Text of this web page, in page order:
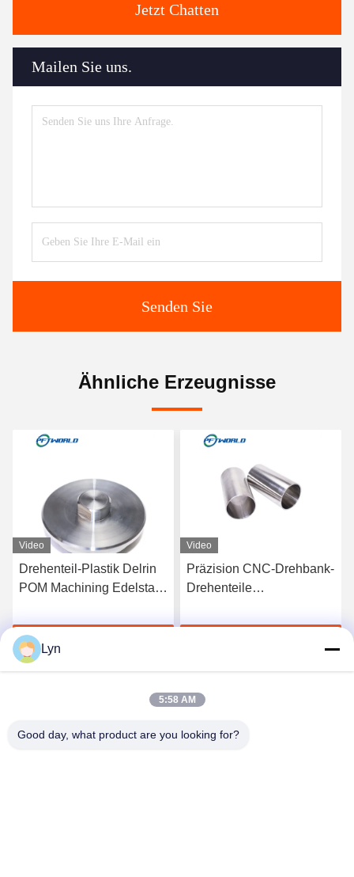
Jetzt Chatten
Mailen Sie uns.
Senden Sie
Ähnliche Erzeugnisse
Video
Präzision CNC-Drehbank-
Drehenteile
6061 7075 Aluminium
Video
Kleine
Drehenaluminiumteile
Ausrüstung ISO9001
Lyn
5:58 AM
Good day, what product are you looking for?